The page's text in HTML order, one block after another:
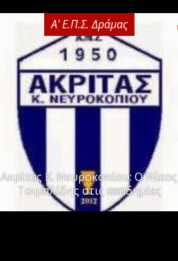
Α' Ε.Π.Σ. Δράμας
Ακρίτας Κ. Νευροκοπίου: Ο Νίκος
Τσιμπλίδης στις ακαδημίες